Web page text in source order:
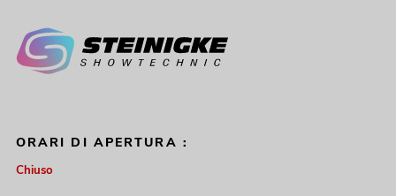
ORARI DI APERTURA :
Chiuso